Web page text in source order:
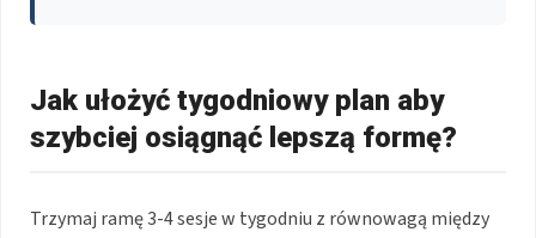
Jak ułożyć tygodniowy plan aby
szybciej osiągnąć lepszą formę?
Trzymaj ramę 3-4 sesje w tygodniu z równowagą między